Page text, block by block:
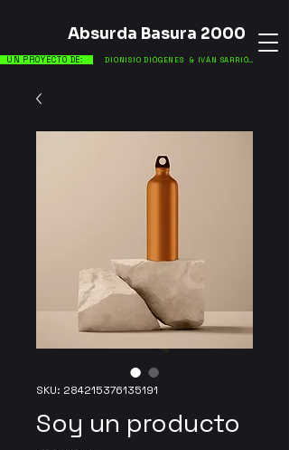
Absurda Basura 2000
UN PROYECTO DE: DIONISIO DIÓGENES & IVÁN SARRIÓN
SKU: 284215376135191
Soy un producto